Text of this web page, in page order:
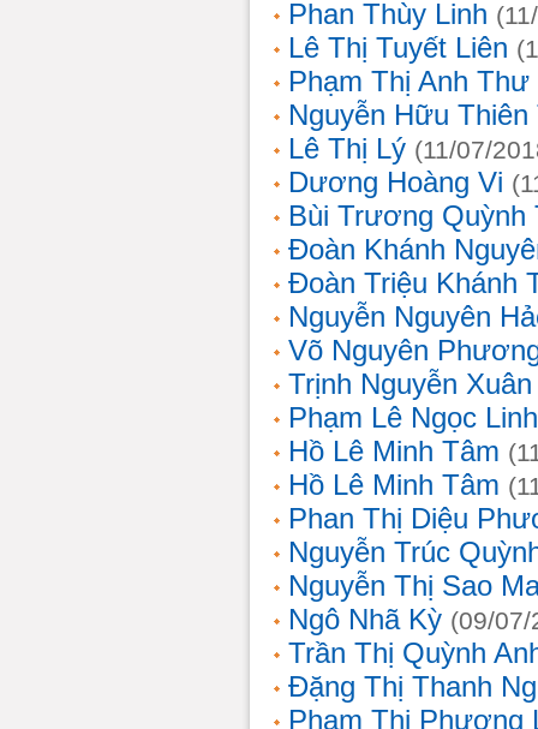
Phan Thùy Linh
Lê Thị Tuyết Liên
Phạm Thị Anh Thư
Nguyễn Hữu Thiên
Lê Thị Lý (11/07/
Dương Hoàng Vi
Bùi Trương Quỳnh
Đoàn Khánh
Đoàn Triệu Khánh
Nguyễn Nguyên
Võ Nguyên
Trịnh Nguyễn
Phạm Lê Ngọc Linh
Hồ Lê Minh Tâm
Hồ Lê Minh Tâm
Phan Thị Diệu
Nguyễn Trúc
Nguyễn Thị Sao
Ngô Nhã Kỳ (09/07/
Trần Thị Quỳnh
Đặng Thị Thanh
Phạm Thị Phương